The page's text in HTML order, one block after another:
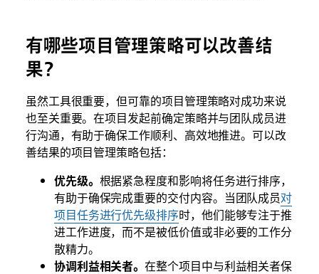
有哪些项目管理策略可以改善结
果？
虽然工具很重要，但可靠的项目管理策略对成功来说
也至关重要。在项目发起前确定策略并与团队成员进
行沟通，有助于确保工作顺利、高效地推进。可以改
善结果的项目管理策略包括：
优先级。 根据紧急程度和影响将任务进行排序，
有助于确保完成重要的交付内容。当团队成员对
项目任务进行优先级排序时，他们能够专注于推
进工作进度，而不是被低价值或非必要的工作分
散精力。
协调利益相关者。在整个项目中与利益相关者保